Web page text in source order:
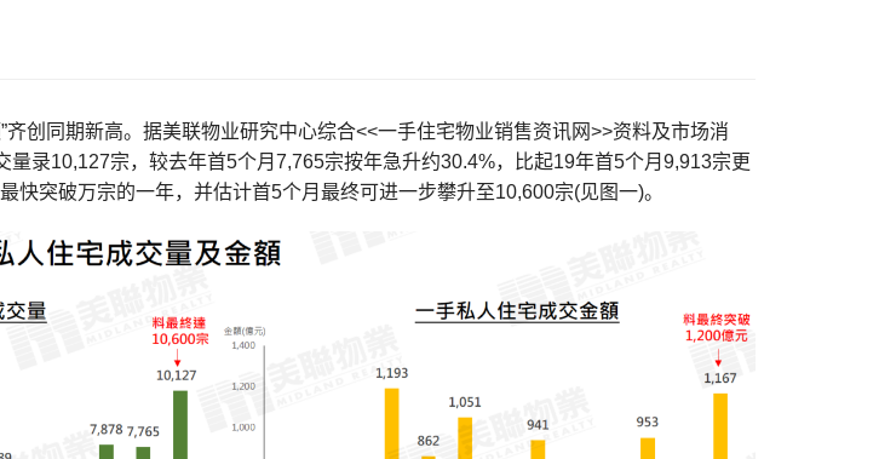
齐创同期新高。据美联物业研究中心综合<<一手住宅物业销售资讯网>>资料及市场消
量录10,127宗，较去年首5个月7,765宗按年急升约30.4%，比起19年首5个月9,913宗更
快突破万宗的一年，并估计首5个月最终可进一步攀升至10,600宗(见图一)。